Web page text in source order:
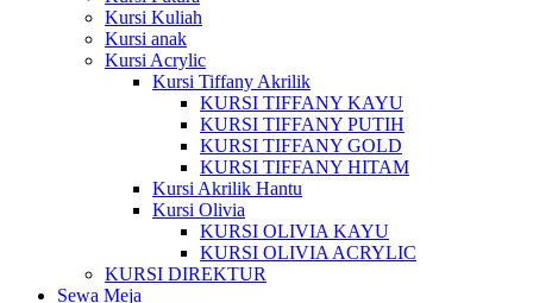
Kursi Kuliah
Kursi anak
Kursi Acrylic
Kursi Tiffany Akrilik
KURSI TIFFANY KAYU
KURSI TIFFANY PUTIH
KURSI TIFFANY GOLD
KURSI TIFFANY HITAM
Kursi Akrilik Hantu
Kursi Olivia
KURSI OLIVIA KAYU
KURSI OLIVIA ACRYLIC
KURSI DIREKTUR
Sewa Meja